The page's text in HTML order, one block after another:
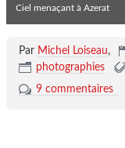
Ciel menaçant à Azerat
Par Michel Loiseau,
photographies
9 commentaires